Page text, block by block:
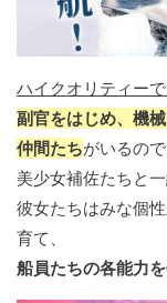
ハイクオリティー
副官をはじめ、機
仲間たちがいるので
美少女補佐たちと
彼女たちはみな個
育て、
船員たちの各能力